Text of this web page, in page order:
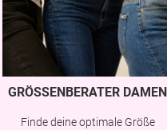
GRÖSSENBERATER DAMEN
Finde deine optimale Größe